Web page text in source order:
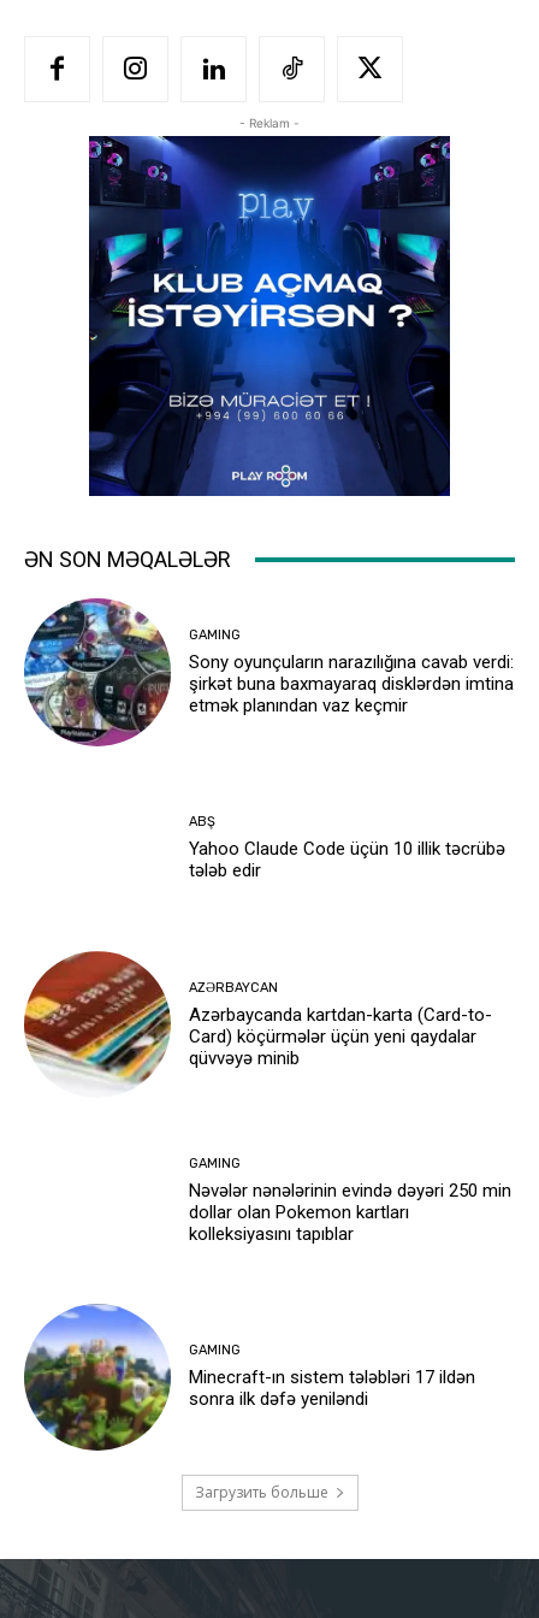
- Reklam -
ƏN SON MƏQALƏLƏR
GAMING
Sony oyunçuların narazılığına cavab verdi:
şirkət buna baxmayaraq disklərdən imtina
etmək planından vaz keçmir
ABŞ
Yahoo Claude Code üçün 10 illik təcrübə
tələb edir
AZƏRBAYCAN
Azərbaycanda kartdan-karta (Card-to-
Card) köçürmələr üçün yeni qaydalar
qüvvəyə minib
GAMING
Nəvələr nənələrinin evində dəyəri 250 min
dollar olan Pokemon kartları
kolleksiyasını tapıblar
GAMING
Minecraft-ın sistem tələbləri 17 ildən
sonra ilk dəfə yeniləndi
Загрузить больше